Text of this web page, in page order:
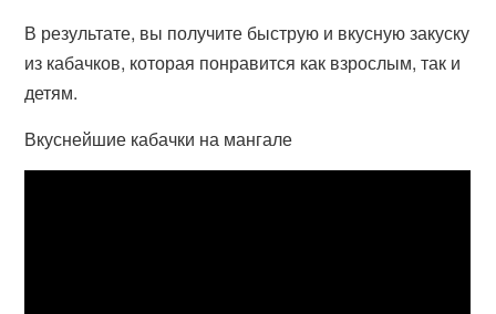
В результате, вы получите быструю и вкусную закуску
из кабачков, которая понравится как взрослым, так и
детям.
Вкуснейшие кабачки на мангале